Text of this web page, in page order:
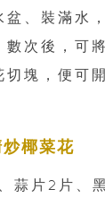
盆、裝滿水
數次後，可
塊，便可
椰菜花
蒜片2片、